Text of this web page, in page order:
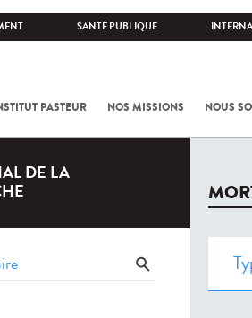
SANTÉ PUBLIQUE
PASTEUR NOS MISSIONS NOUS
DE LA